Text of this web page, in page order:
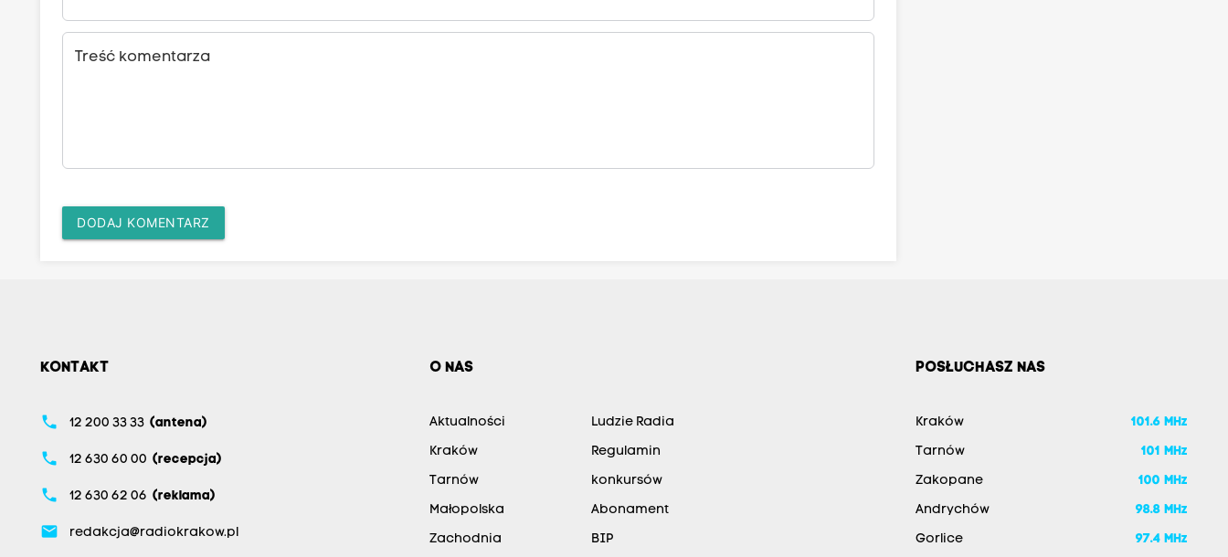
Treść komentarza
DODAJ KOMENTARZ
KONTAKT
phone 12 200 33 33 (antena)
phone 12 630 60 00 (recepcja)
phone 12 630 62 06 (reklama)
email redakcja@radiokrakow.pl
O NAS
Aktualności
Kraków
Tarnów
Małopolska
Zachodnia
Ludzie Radia
Regulamin
konkursów
Abonament
BIP
POSŁUCHASZ NAS
Kraków 101.6 MHz
Tarnów 101 MHz
Zakopane 100 MHz
Andrychów 98.8 MHz
Gorlice 97.4 MHz